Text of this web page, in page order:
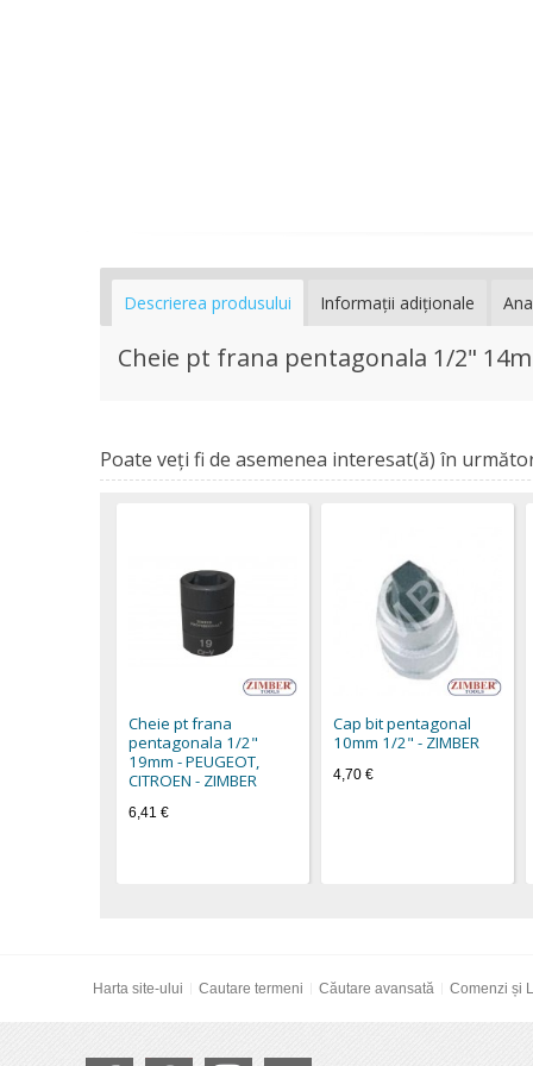
Descrierea produsului Informaţii adiţionale
Cheie pt frana pentagonala 1/2"
Poate veţi fi de asemenea interesat(ă) în
Cheie pt frana
pentagonala 1/2"
19mm - PEUGEOT,
CITROEN - ZIMBER
6,41 €
Cap bit pentagonal
10mm 1/2" - ZIMBER
4,70 €
Harta site-ului Cautare termeni Căutare avansată Comenzi și